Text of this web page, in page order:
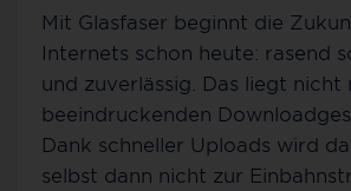
Mit Glasfaser beginnt die
Internets schon heute: rasend
und zuverlässig. Das liegt nicht
beeindruckenden
Dank schneller Uploads wird
selbst dann nicht zur